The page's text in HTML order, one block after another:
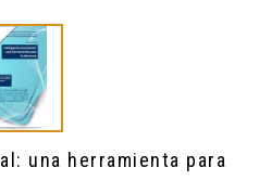
una herramienta para